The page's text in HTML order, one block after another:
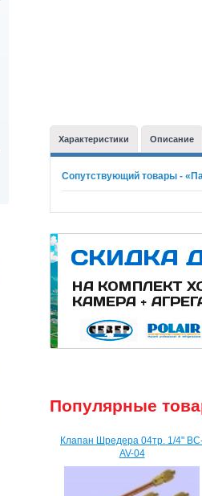
Характеристики Описание
Сопутствующий товары -
Популярные
Клапан Шредера 04тр. 1/4"
AV-04